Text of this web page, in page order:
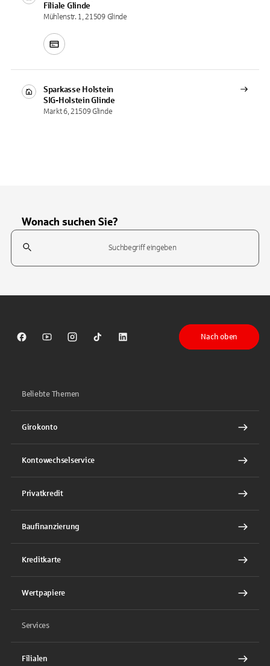
Filiale Glinde
Mühlenstr. 1, 21509 Glinde
Sparkasse Holstein
SIG-HolsteinGlinde
Markt 6, 21509 Glinde
Wonach suchen Sie?
Suchfeld
Sparkasse auf Facebook
Sparkasse auf Youtube
Sparkasse auf Instagram
Sparkasse auf TikTok
Sparkasse auf LinkedIn
Nach oben
Beliebte Themen
Girokonto
Kontowechselservice
Privatkredit
Baufinanzierung
Kreditkarte
Wertpapiere
Services
Filialen